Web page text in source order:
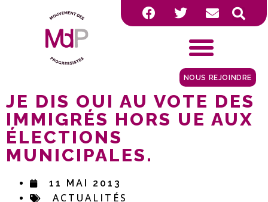
NOUS REJOINDRE
JE DIS OUI AU VOTE DES
IMMIGRÉS HORS UE AUX
ÉLECTIONS
MUNICIPALES.
11 MAI 2013
ACTUALITÉS